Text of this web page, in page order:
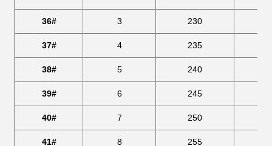
36# 3 230
37# 4 235
38# 5 240
39# 6 245
40# 7 250
41# 8 255